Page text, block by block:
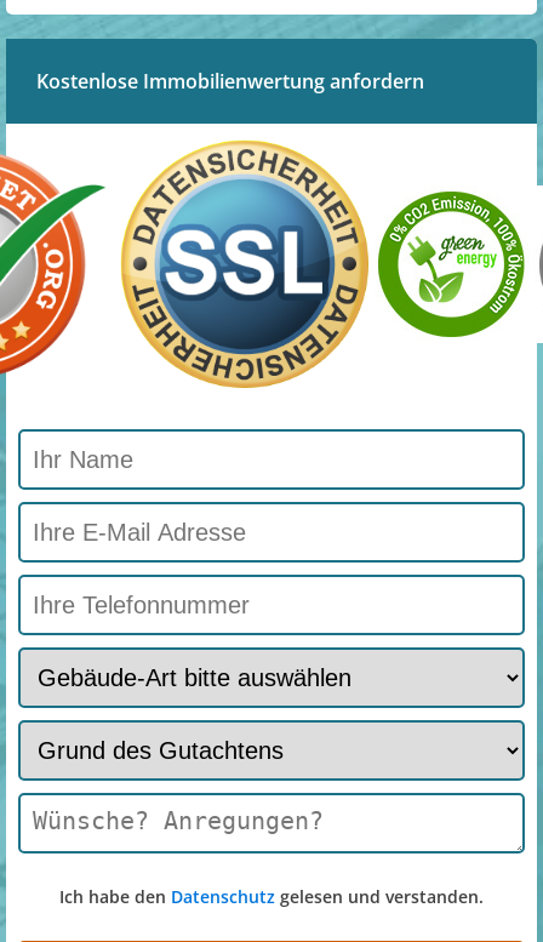
Kostenlose Immobilienwertung anfordern
Ich habe den Datenschutz gelesen und verstanden.